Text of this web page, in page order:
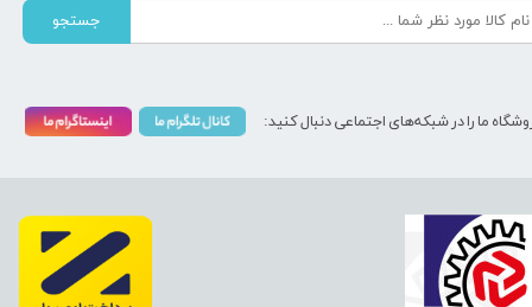
جستجو
ما را در شبکه‌های اجتماعی دنبال کنید: